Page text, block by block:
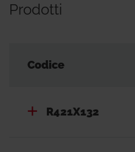
Prodotti
Codice
R421X132